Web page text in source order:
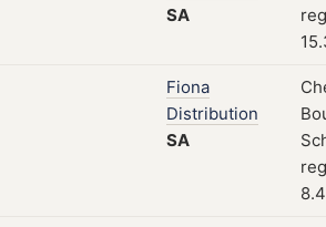
SA
Fiona
Distribution
SA